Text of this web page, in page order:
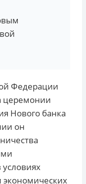
Федерации
церемонии
Нового банка
он
экономических